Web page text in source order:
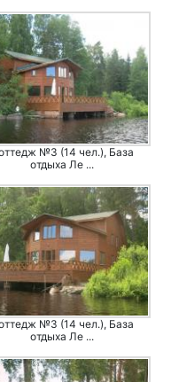
№3 (14 чел.), База
отдыха Ле ...
№3 (14 чел.), База
отдыха Ле ...